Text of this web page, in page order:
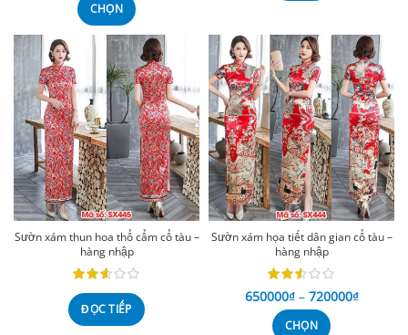
CHỌN
Sườn xám thun hoa thổ cẩm cổ tàu –
hàng nhập
ĐỌC TIẾP
Sườn xám họa tiết dân gian cổ tàu –
hàng nhập
650000₫ – 720000₫
CHỌN